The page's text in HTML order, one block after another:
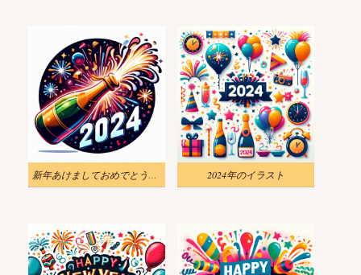
新年あけましておめでとうございます 2024 イラスト無料画像 2024年のイラスト